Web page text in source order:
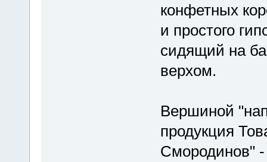
конфетных
и простого
сидящий на
верхом.
Вершиной
продукция
Смородинов" -